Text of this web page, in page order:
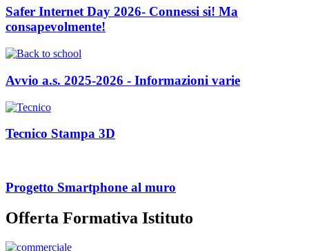
Safer Internet Day 2026- Connessi si! Ma
consapevolmente!
Avvio a.s. 2025-2026 - Informazioni varie
Tecnico Stampa 3D
Progetto Smartphone al muro
Offerta Formativa Istituto